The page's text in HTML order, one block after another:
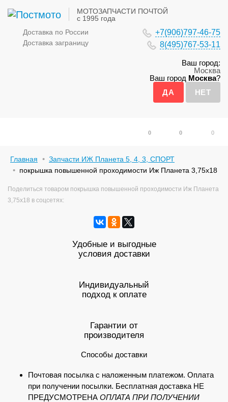
МОТОЗАПЧАСТИ ПОЧТОЙ
с 1995 года
Доставка по России
Доставка заграницу
+7(906)797-46-75
8(495)767-53-11
Ваш город:
Москва
Ваш город Москва?
0
0 0
Главная
Запчасти ИЖ Планета 5, 4, 3, СПОРТ
покрышка повышенной проходимости Иж Планета 3,75х18
Поделиться товаром покрышка повышенной проходимости Иж Планета
3,75х18 в соцсетях:
Удобные и выгодные
условия доставки
Индивидуальный
подход к оплате
Гарантии от
производителя
Способы доставки
Почтовая посылка с наложенным платежом. Оплата
при получении посылки. Бесплатная доставка НЕ
ПРЕДУСМОТРЕНА ОПЛАТА ПРИ ПОЛУЧЕНИИ